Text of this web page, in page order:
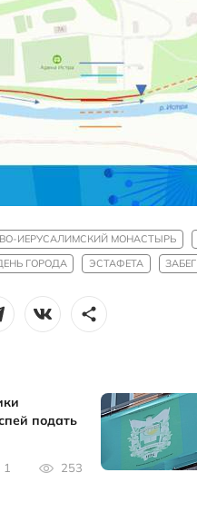
ИЕРУСАЛИМСКИЙ МОНАСТЫРЬ
ГОРОДА ЭСТАФЕТА ЗАБЕГ
подать
1 253